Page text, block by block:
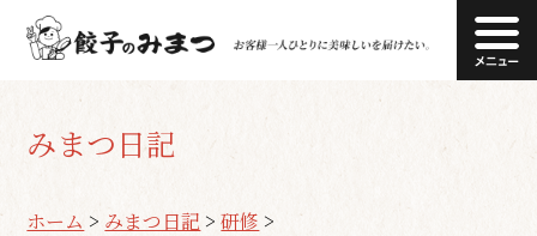
みまつ日記
ホーム > みまつ日記 >研修 >